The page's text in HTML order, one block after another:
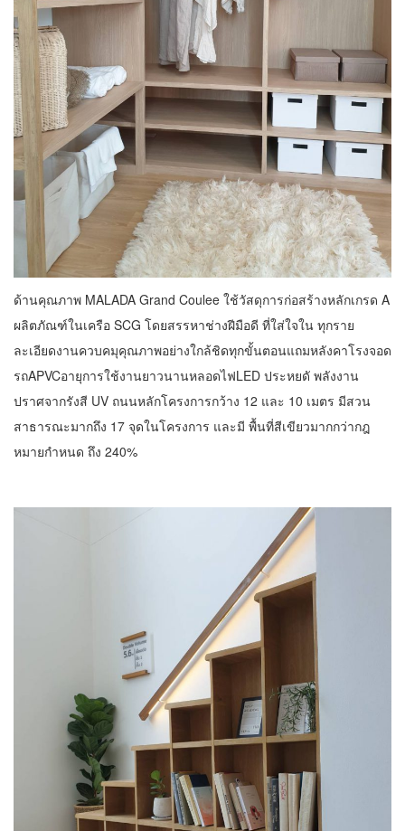
ด้านคุณภาพ MALADA Grand Coulee ใช้วัสดุการก่อสร้างหลักเกรด A
ผลิตภัณฑ์ในเครือ SCG โดยสรรหาช่างฝีมือดี ที่ใส่ใจใน ทุกราย
ละเอียดงานควบคมุคุณภาพอย่างใกล้ชิดทุกขั้นตอนแถมหลังคาโรงจอด
รถAPVCอายุการใช้งานยาวนานหลอดไฟLED ประหยดั พลังงาน
ปราศจากรังสี UV ถนนหลักโครงการกว้าง 12 และ 10 เมตร มีสวน
สาธารณะมากถึง 17 จุดในโครงการ และมี พื้นที่สีเขียวมากกว่ากฎ
หมายกําหนด ถึง 240%